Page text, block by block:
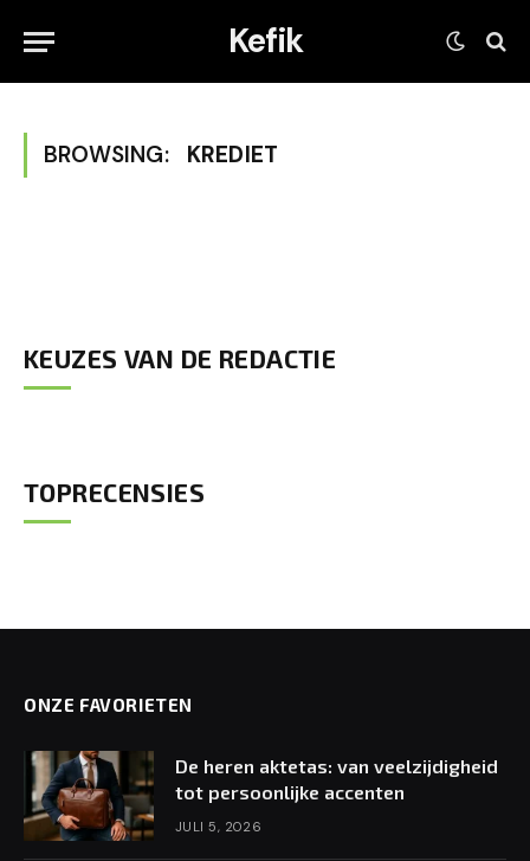
Kefik
BROWSING: KREDIET
KEUZES VAN DE REDACTIE
TOPRECENSIES
ONZE FAVORIETEN
De heren aktetas: van veelzijdigheid
tot persoonlijke accenten
JULI 5, 2026